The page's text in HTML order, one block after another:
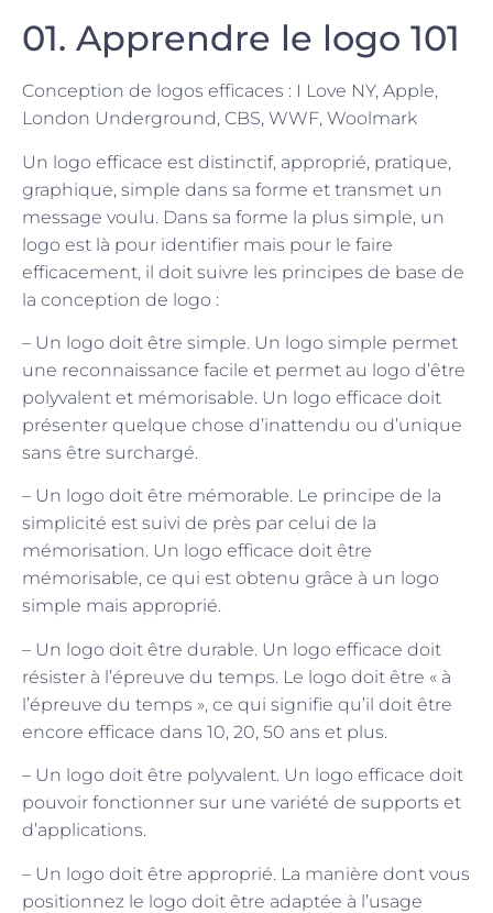
01. Apprendre le logo 101
Conception de logos efficaces : I Love NY, Apple,
London Underground, CBS, WWF, Woolmark
Un logo efficace est distinctif, approprié, pratique,
graphique, simple dans sa forme et transmet un
message voulu. Dans sa forme la plus simple, un
logo est là pour identifier mais pour le faire
efficacement, il doit suivre les principes de base de
la conception de logo :
– Un logo doit être simple. Un logo simple permet
une reconnaissance facile et permet au logo d’être
polyvalent et mémorisable. Un logo efficace doit
présenter quelque chose d’inattendu ou d’unique
sans être surchargé.
– Un logo doit être mémorable. Le principe de la
simplicité est suivi de près par celui de la
mémorisation. Un logo efficace doit être
mémorisable, ce qui est obtenu grâce à un logo
simple mais approprié.
– Un logo doit être durable. Un logo efficace doit
résister à l’épreuve du temps. Le logo doit être « à
l’épreuve du temps », ce qui signifie qu’il doit être
encore efficace dans 10, 20, 50 ans et plus.
– Un logo doit être polyvalent. Un logo efficace doit
pouvoir fonctionner sur une variété de supports et
d’applications.
– Un logo doit être approprié. La manière dont vous
positionnez le logo doit être adaptée à l’usage